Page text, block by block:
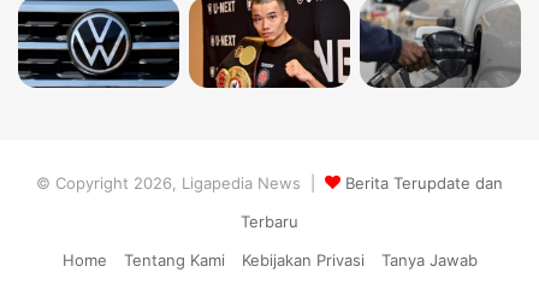
© Copyright 2026, Ligapedia News |
Berita Terupdate dan
Terbaru
Home
Tentang Kami Kebijakan Privasi Tanya Jawab